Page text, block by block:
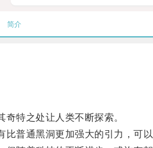
简介
特之处让人类不断探索。
普通黑洞更加强大的引力，可以